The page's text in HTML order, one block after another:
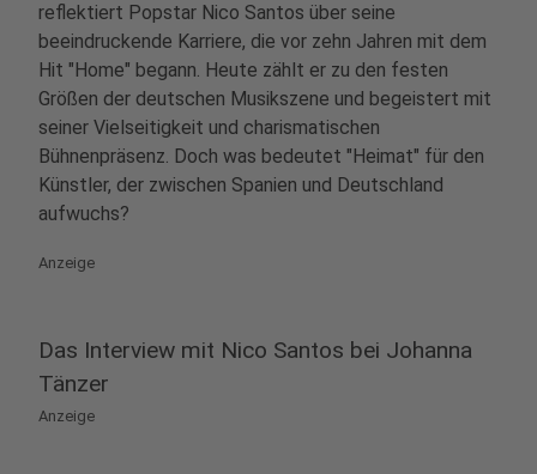
reflektiert Popstar Nico Santos über seine
beeindruckende Karriere, die vor zehn Jahren mit dem
Hit "Home" begann. Heute zählt er zu den festen
Größen der deutschen Musikszene und begeistert mit
seiner Vielseitigkeit und charismatischen
Bühnenpräsenz. Doch was bedeutet "Heimat" für den
Künstler, der zwischen Spanien und Deutschland
aufwuchs?
Anzeige
Das Interview mit Nico Santos bei Johanna
Tänzer
Anzeige